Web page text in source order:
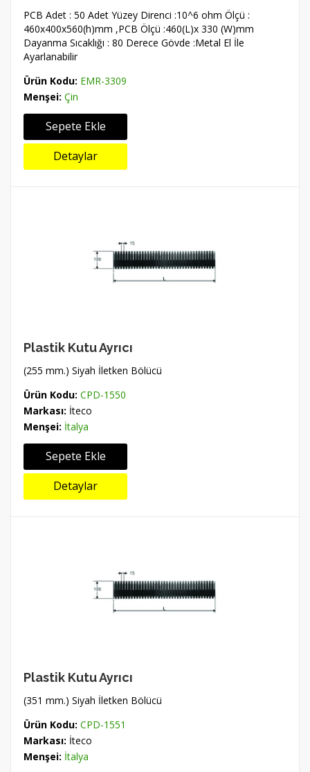
PCB Adet : 50 Adet Yüzey Direnci :10^6 ohm Ölçü :
460x400x560(h)mm ,PCB Ölçü :460(L)x 330 (W)mm
Dayanma Sıcaklığı : 80 Derece Gövde :Metal El İle
Ayarlanabilir
Ürün Kodu: EMR-3309
Menşei: Çin
Sepete Ekle
Detaylar
Plastik Kutu Ayrıcı
(255 mm.) Siyah İletken Bölücü
Ürün Kodu: CPD-1550
Markası: İteco
Menşei: İtalya
Sepete Ekle
Detaylar
Plastik Kutu Ayrıcı
(351 mm.) Siyah İletken Bölücü
Ürün Kodu: CPD-1551
Markası: İteco
Menşei: İtalya